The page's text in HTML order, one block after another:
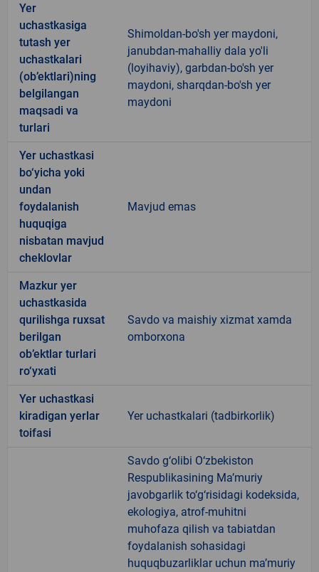
Yer
uchastkasiga
tutash yer
uchastkalari
(ob’ektlari)ning
belgilangan
maqsadi va
turlari
Shimoldan-bo'sh yer maydoni,
janubdan-mahalliy dala yo'li
(loyihaviy), garbdan-bo'sh yer
maydoni, sharqdan-bo'sh yer
maydoni
Yer uchastkasi
bo‘yicha yoki
undan
foydalanish
huquqiga
nisbatan mavjud
cheklovlar
Mavjud emas
Mazkur yer
uchastkasida
qurilishga ruxsat
berilgan
ob’ektlar turlari
ro‘yxati
Savdo va maishiy xizmat xamda
omborxona
Yer uchastkasi
kiradigan yerlar
toifasi
Yer uchastkalari (tadbirkorlik)
Savdo g‘olibi O‘zbekiston
Respublikasining Ma’muriy
javobgarlik to‘g‘risidagi kodeksida,
ekologiya, atrof-muhitni
muhofaza qilish va tabiatdan
foydalanish sohasidagi
huquqbuzarliklar uchun ma’muriy